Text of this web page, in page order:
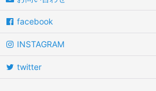
facebook
INSTAGRAM
twitter